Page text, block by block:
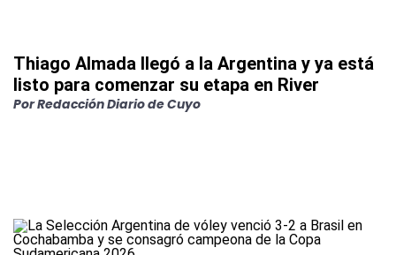
Thiago Almada llegó a la Argentina y ya está
listo para comenzar su etapa en River
PorRedacción Diario de Cuyo